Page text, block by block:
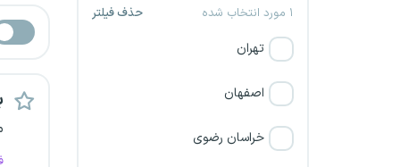
۱ مورد انتخاب شده حذف فیلتر
تهران
اصفهان
خراسان رضوی